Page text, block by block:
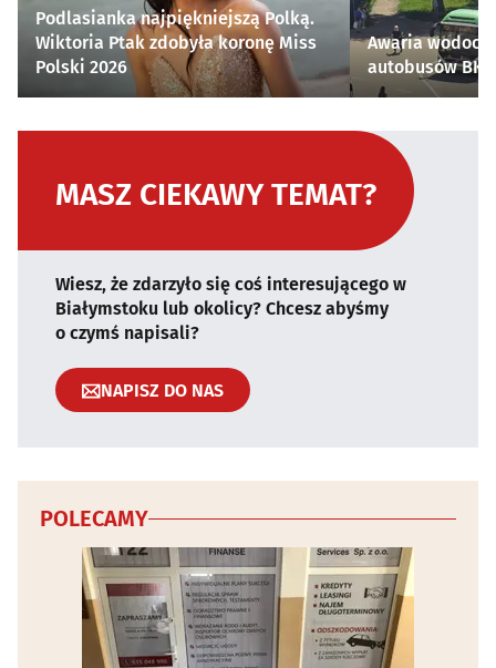
Podlasianka najpiękniejszą Polką.
Wiktoria Ptak zdobyła koronę Miss
Polski 2026
Awaria
autobusów
MASZ CIEKAWY TEMAT?
Wiesz, że zdarzyło się coś interesującego w
Białymstoku lub okolicy? Chcesz abyśmy
o czymś napisali?
NAPISZ DO NAS
POLECAMY